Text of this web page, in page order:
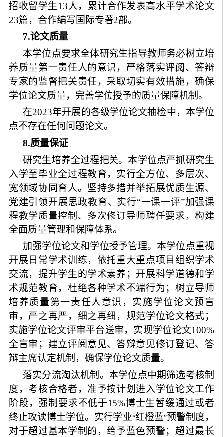
招收留学生13人，
累计合作发表高水平学术论文
23篇，合作编写国际专著2部。
7.论文质量
本学位点要求全体研究生指导教师务必树立培
养质量第一责任人的意识，严格落实评阅、答辩
专家的监督把关责任，采取切实有效措施，确保
学位论文质量，完善学位授予的质量保障机制。
在2023年开展的各级学位论文抽检中，本学位
点不存在任何问题论文。
8.质量保证
研究生培养全过程把关。本学位点严抓研究生
入学至毕业全过程教育，实行全方位、多层次、
宽领域协同育人。坚持多措并举拓展优质生源、
党建引领开展思政教育、实行“一课一评”加强课
程教学质量控制、多次修订导师聘任要求，构建
全面质量管理和保障体系。
加强学位论文和学位授予管理。本学位点重视
开展日常学术训练，依托重大重点项目组织学术
交流，提升学生的学术素养；开展科学道德和学
术规范教育，杜绝各种学术不端行为；树立导师
培养质量第一责任人意识，实施学位论文预盲
审，严之再严，细之再细，规范学位论文格式；
实施学位论文评审平台送审，实现学位论文100%
全盲审；建立评阅意见、答辩意见修订登记、答
辩主席认定机制，确保学位论文质量。
落实分流淘汰机制。本学位点中期筛选考核制
度，考核合格者，准予按计划进入学位论文工作
阶段，强制要求不低于15%博士生暂缓通过或者
终止攻读博士学位。实行学业“红橙蓝”预警制度，
对于超过基本学制的，给予蓝色预警；超过最长